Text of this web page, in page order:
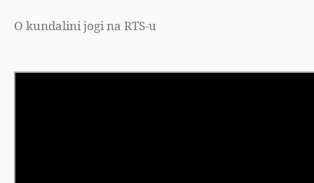
O kundalini jogi na RTS-u